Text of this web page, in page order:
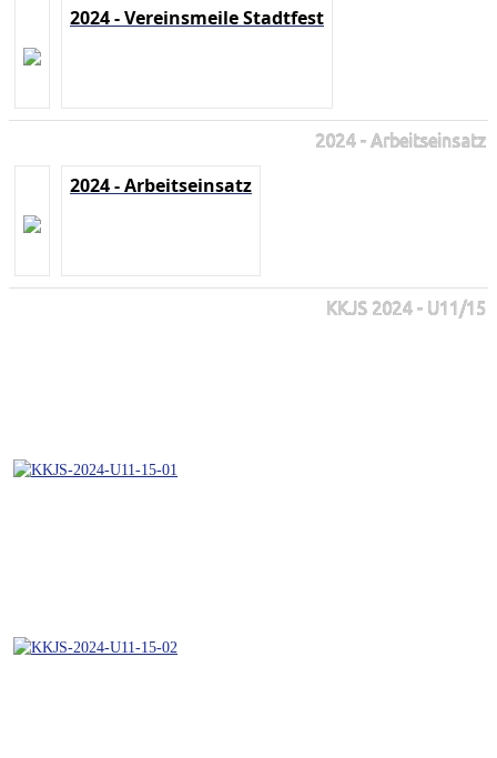
2024 - Vereinsmeile Stadtfest
2024 - Arbeitseinsatz
2024 - Arbeitseinsatz
KKJS 2024 - U11/15